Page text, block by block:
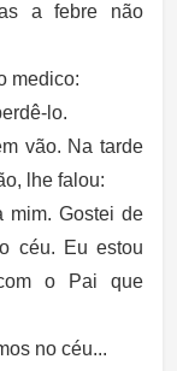
a febre não
medico:
lo.
vão. Na tarde
lhe falou:
mim. Gostei de
céu. Eu estou
o Pai que
no céu...